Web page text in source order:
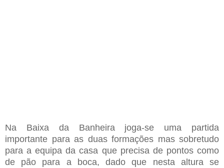
Na Baixa da Banheira joga-se uma partida
importante para as duas formações mas sobretudo
para a equipa da casa que precisa de pontos como
de pão para a boca, dado que nesta altura se